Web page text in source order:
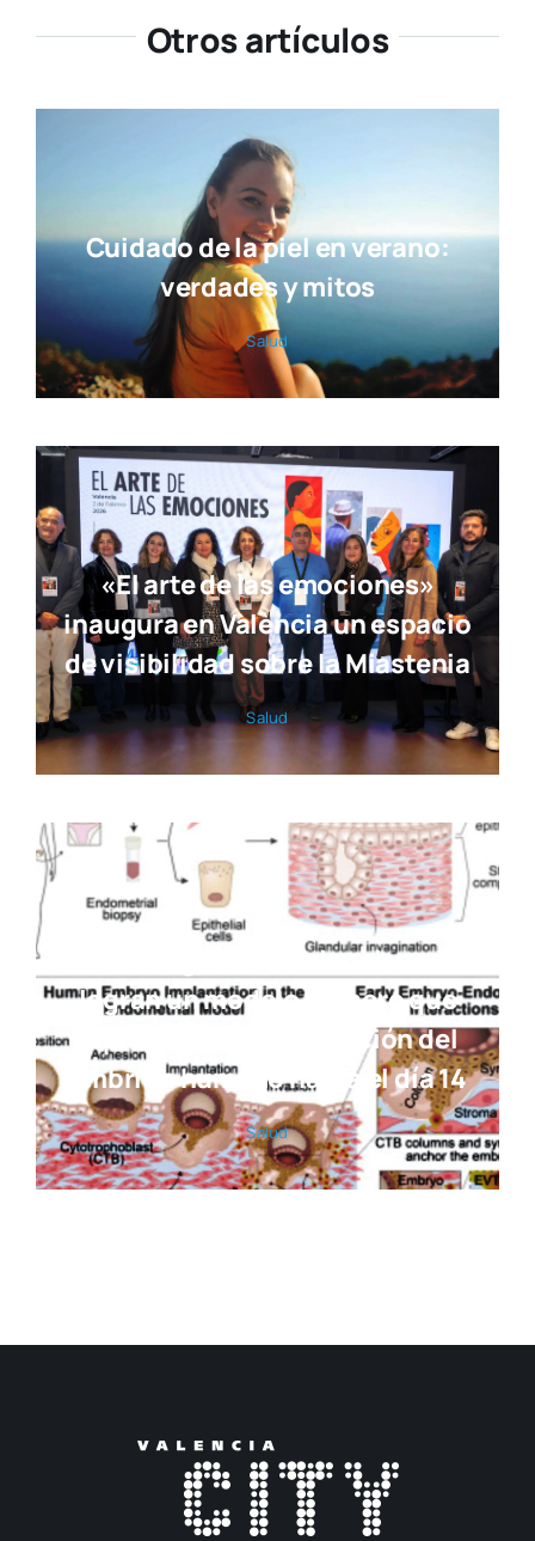
Otros artículos
Cuidado de la piel en verano:
verdades y mitos
Salud
«El arte de las emociones»
inaugura en València un espacio
de visibilidad sobre la Miastenia
Salud
Investigadores valencianos
logran un modelo pionero que
reproduce la implantación del
embrión humano hasta el día 14
Salud